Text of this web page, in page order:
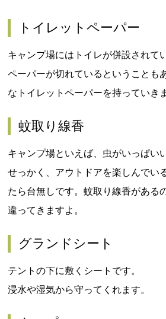
トイレットペーパー
キャンプ場にはトイレが併設されて
ペーパーが切れているということも
なトイレットペーパーを持っていき
蚊取り線香
キャンプ場といえば、虫がいっぱい
せっかく、アウトドアを楽しんでい
たら台無しです。蚊取り線香がある
違ってきますよ。
グランドシート
テントの下に敷くシートです。
浸水や湿気から守ってくれます。